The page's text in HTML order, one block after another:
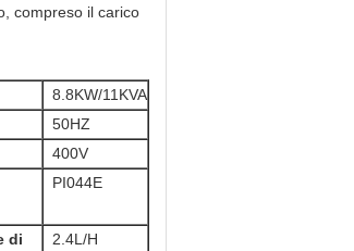
compreso il carico
8.8KW/11KVA
50HZ
400V
PI044E
di
2.4L/H